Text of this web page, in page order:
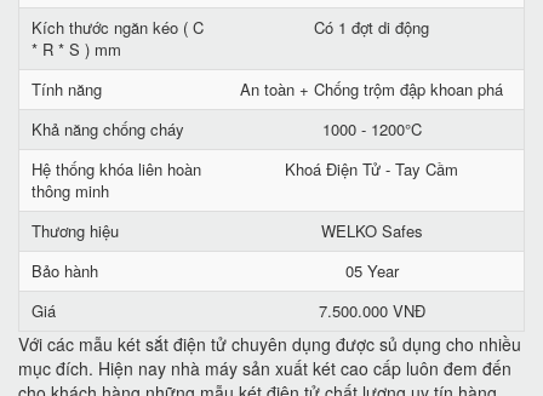
Kích thước ngăn kéo ( C
* R * S ) mm
Có 1 đợt di động
Tính năng
An toàn + Chống trộm đập khoan phá
Khả năng chống cháy
1000 - 1200°C
Hệ thống khóa liên hoàn
thông minh
Khoá Điện Tử - Tay Cầm
Thương hiệu
WELKO Safes
Bảo hành
05 Year
Giá
7.500.000 VNĐ
Với các mẫu két sắt điện tử chuyên dụng được sủ dụng cho nhiều
mục đích. Hiện nay nhà máy sản xuất két cao cấp luôn đem đến